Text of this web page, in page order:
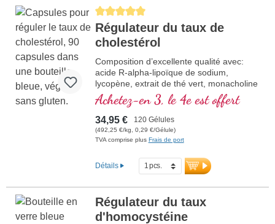
Average rating of 5 out of 5 stars
Régulateur du taux de
cholestérol
Composition d’excellente qualité avec:
acide R-alpha-lipoïque de sodium,
lycopène, extrait de thé vert, monacholine
K, vitamines E et B3 et béta-glucane, qui
contribue à normaliser le taux de
cholestérol.
Achetez-en 3, le 4e est offert
34,95 € 120 Gélules
(492,25 €/kg, 0,29 €/Gélule)
TVA comprise plus Frais de port
Détails
Régulateur du taux
d'homocystéine